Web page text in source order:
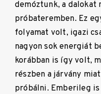
demóztunk, a dalokat
próbateremben. Ez
folyamat volt, igazi
nagyon sok energiát
korábban is így volt,
részben a járvány
próbálni. Emberileg